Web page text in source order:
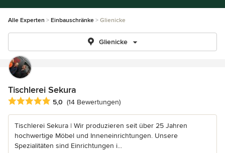
Alle Experten Einbauschränke Glienicke
Glienicke
Tischlerei Sekura
Durchschnittliche Bewertung: 5 von 5 Sternen
5,0 (14 Bewertungen)
Tischlerei Sekura | Wir produzieren seit über 25 Jahren
hochwertige Möbel und Inneneinrichtungen. Unsere
Spezialitäten sind Einrichtungen i...